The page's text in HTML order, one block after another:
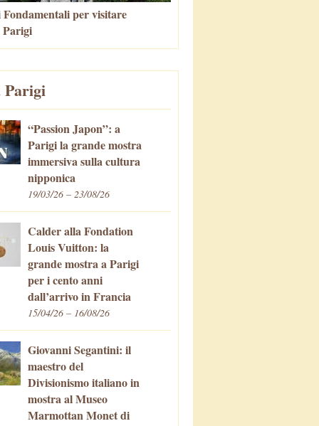
per visitare
Parigi
Parigi
“Passion Japon”: a
Parigi la grande mostra
immersiva sulla cultura
nipponica
19/03/26 – 23/08/26
Calder alla Fondation
Louis Vuitton: la
grande mostra a Parigi
per i cento anni
dall’arrivo in Francia
15/04/26 – 16/08/26
Giovanni Segantini: il
maestro del
Divisionismo italiano in
mostra al Museo
Marmottan Monet di